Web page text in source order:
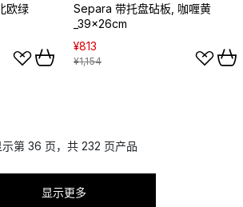
欧绿
Separa 带托盘砧板, 咖喱黄
_39x26cm
¥813
¥1,154
示第 36 页，共 232 页产品
显示更多